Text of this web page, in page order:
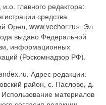
главного редактора:
средства
Орел, www.vechor.ru» Эл
выдано Федеральной
информационных
(Роскомнадзор РФ).
Адрес редакции:
район, с. Паслово, д.
материалов